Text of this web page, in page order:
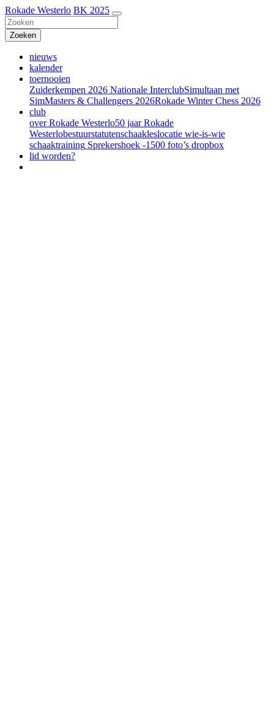
Rokade Westerlo BK 2025
nieuws
kalender
toernooien
Zuiderkempen 2026 Nationale InterclubSimultaan met
SimMasters & Challengers 2026Rokade Winter Chess 2026
club
over Rokade Westerlo50 jaar Rokade
Westerlobestuurstatutenschaakleslocatie wie-is-wie
schaaktraining Sprekershoek -1500 foto’s dropbox
lid worden?